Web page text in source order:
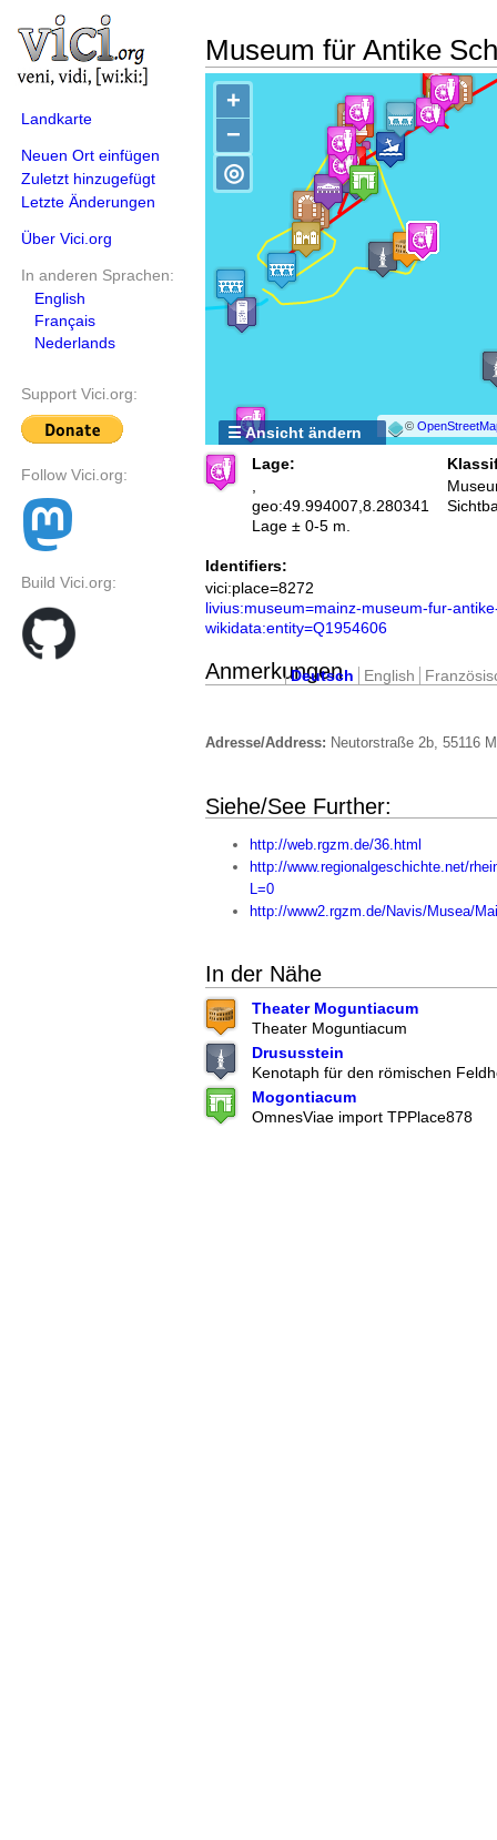
Landkarte
Neuen Ort einfügen
Zuletzt hinzugefügt
Letzte Änderungen
Über Vici.org
In anderen Sprachen:
English
Français
Nederlands
Support Vici.org:
Follow Vici.org:
Build Vici.org:
Museum für Antike
+
−
©
◎
☰ Ansicht ändern
Lage:
geo:49.994007,8.280341
Lage ± 0-5 m.
Identifiers:
vici:place=8272
livius:museum=mainz-museum-fur-
wikidata:entity=Q1954606
Anmerkungen
Deutsch English
Adresse/Address: Neutorstraße 2b, 55116
Siehe/See Further:
http://web.rgzm.de/36.html
http://www.regionalgeschichte.net/
L=0
http://www2.rgzm.de/Navis/Musea/
In der Nähe
Theater Moguntiacum
Theater Moguntiacum
Drususstein
Kenotaph für den römischen
Mogontiacum
OmnesViae import TPPlace878